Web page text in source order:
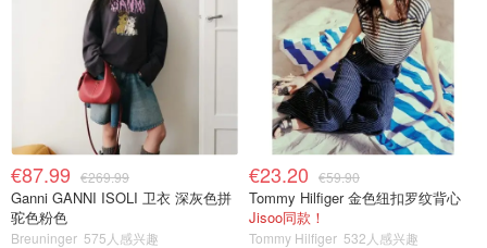
€87.99 €269.99
Ganni GANNI ISOLI 卫衣 深灰色拼
驼色粉色
Breuninger 575人感兴趣
€23.20 €59.90
Tommy Hilfiger 金色纽扣罗纹背心
Jisoo同款！
Tommy Hilfiger 532人感兴趣